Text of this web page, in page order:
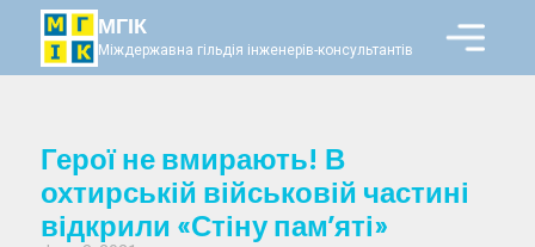
МГІК
Міждержавна гільдія інженерів-консультантів
Герої не вмирають! В
охтирській військовій частині
відкрили «Стіну пам’яті»